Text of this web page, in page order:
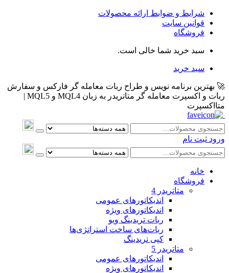
شرایط و ضوابط ارائه محصولات
قوانین سایت
فروشگاه
سبد خرید شما خالی است.
سبد خرید
🚀 بهترین برنامه نویس و طراح ربات معامله گر فارکس و سفارش
ربات و اکسپرت معامله گر متاتریدر به زبان MQL4 و MQL5 |
متااکسپرت
ورود ثبت نام
خانه
فروشگاه
متاتريدر 4
اندیکاتورهای عمومی
اندیکاتورهای ویژه
ربات تریدینگ ویو
ربات‌های ساخت استراتژی‌ها
کپی تریدینگ
متاتريدر 5
اندیکاتورهای عمومی
اندیکاتورهای ویژه